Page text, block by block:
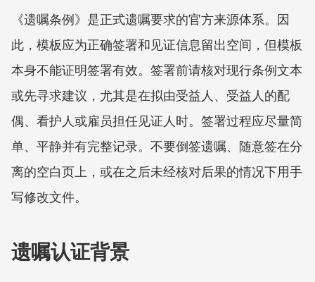
《遗嘱条例》是正式遗嘱要求的官方来源体系。因
此，模板应为正确签署和见证信息留出空间，但模板
本身不能证明签署有效。签署前请核对现行条例文本
或先寻求建议，尤其是在拟由受益人、受益人的配
偶、看护人或雇员担任见证人时。签署过程应尽量简
单、平静并有完整记录。不要倒签遗嘱、随意签在分
离的空白页上，或在之后未经核对后果的情况下用手
写修改文件。
遗嘱认证背景